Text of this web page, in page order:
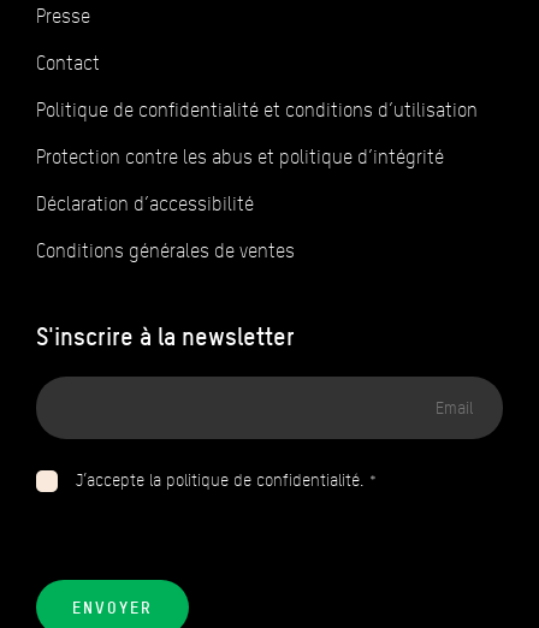
Presse
Contact
Politique de confidentialité et conditions d’utilisation
Protection contre les abus et politique d’intégrité
Déclaration d’accessibilité
Conditions générales de ventes
S'inscrire à la newsletter
Adresse
email
J’accepte la politique de confidentialité. *
ENVOYER